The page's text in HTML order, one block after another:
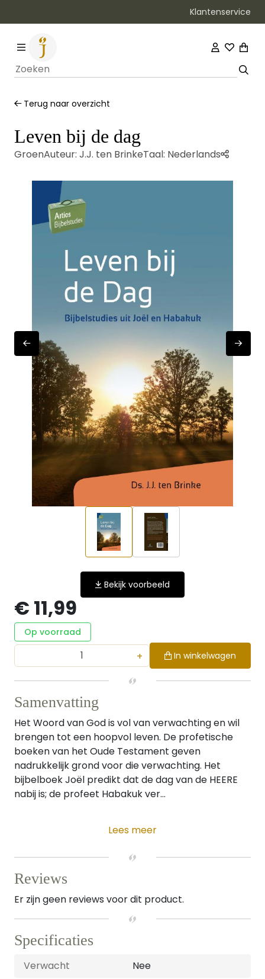
Klantenservice
Terug naar overzicht
Leven bij de dag
GroenAuteur: J.J. ten BrinkeTaal: Nederlands
Bekijk voorbeeld
€ 11,99
Op voorraad
+ In winkelwagen
Samenvatting
Het Woord van God is vol van verwachting en wil
brengen tot een hoopvol leven. De profetische
boeken van het Oude Testament geven
nadrukkelijk grond voor die verwachting. Het
bijbelboek Joël predikt dat de dag van de HEERE
nabij is; de profeet Habakuk ver...
Lees meer
Reviews
Er zijn geen reviews voor dit product.
Specificaties
Verwacht
Nee